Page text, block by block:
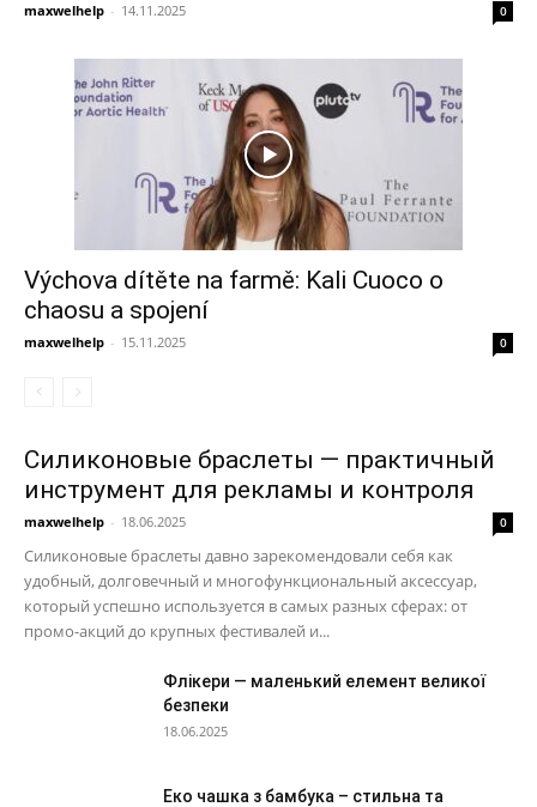
maxwelhelp - 14.11.2025 0
Výchova dítěte na farmě: Kali Cuoco o
chaosu a spojení
maxwelhelp - 15.11.2025 0
Силиконовые браслеты — практичный
инструмент для рекламы и контроля
maxwelhelp - 18.06.2025 0
Силиконовые браслеты давно зарекомендовали себя как
удобный, долговечный и многофункциональный аксессуар,
который успешно используется в самых разных сферах: от
промо-акций до крупных фестивалей и...
Флікери — маленький елемент великої
безпеки
18.06.2025
Еко чашка з бамбука – стильна та